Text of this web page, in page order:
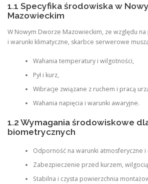
1.1 Specyfika środowiska w
Mazowieckim
W Nowym Dworze Mazowieckim, ze względu
i warunki klimatyczne, skarbce serwerowe
Wahania temperatury i wilgotności,
Pył i kurz,
Wibracje związane z ruchem i pracą
Wahania napięcia i warunki awaryjne.
1.2 Wymagania środowiskowe
biometrycznych
Odporność na warunki atmosferyczne i
Zabezpieczenie przed kurzem,
Stabilna i czysta powierzchnia